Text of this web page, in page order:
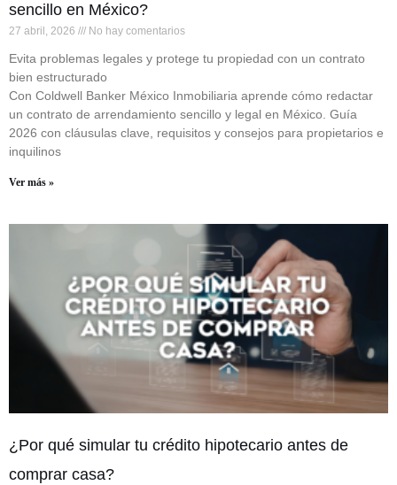
sencillo en México?
27 abril, 2026 No hay comentarios
Evita problemas legales y protege tu propiedad con un contrato
bien estructurado
Con Coldwell Banker México Inmobiliaria aprende cómo redactar
un contrato de arrendamiento sencillo y legal en México. Guía
2026 con cláusulas clave, requisitos y consejos para propietarios e
inquilinos
Ver más »
¿Por qué simular tu crédito hipotecario antes de
comprar casa?